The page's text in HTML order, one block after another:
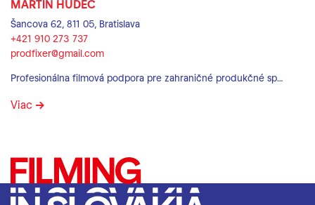
MARTIN HUDEC
Šancova 62, 811 05, Bratislava
+421 910 273 737
prodfixer@gmail.com
Profesionálna filmová podpora pre zahraničné produkčné sp…
Viac